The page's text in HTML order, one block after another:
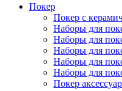
Покер
Покер с
Наборы для
Наборы для
Наборы для
Наборы для
Наборы для
Покер